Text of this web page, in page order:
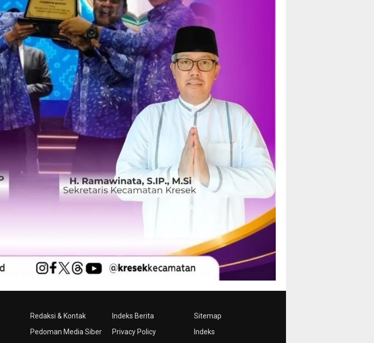
Redaksi & Kontak
Pedoman Media Siber
Indeks Berita
Privacy Policy
Sitemap
Indeks